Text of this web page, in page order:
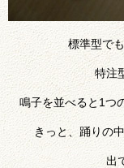
標準型で
特注
鳴子を並べると1つ
きっと、踊りの
出